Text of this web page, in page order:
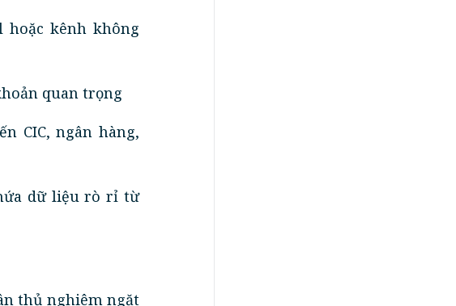
hoặc kênh không
quan trọng
CIC, ngân hàng,
dữ liệu rò rỉ từ
thủ nghiêm ngặt